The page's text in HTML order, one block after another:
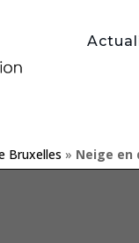
Bruxelles » Neige